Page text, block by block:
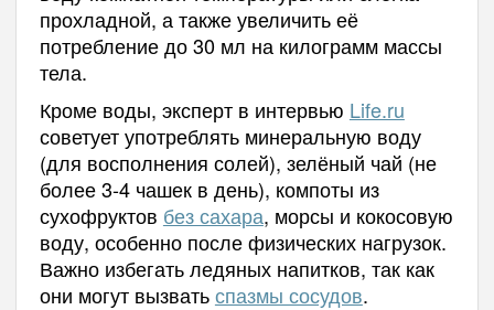
прохладной, а также увеличить её
потребление до 30 мл на килограмм массы
тела.
Кроме воды, эксперт в интервью Life.ru
советует употреблять минеральную воду
(для восполнения солей), зелёный чай (не
более 3-4 чашек в день), компоты из
сухофруктов без сахара, морсы и кокосовую
воду, особенно после физических нагрузок.
Важно избегать ледяных напитков, так как
они могут вызватьспазмы сосудов.